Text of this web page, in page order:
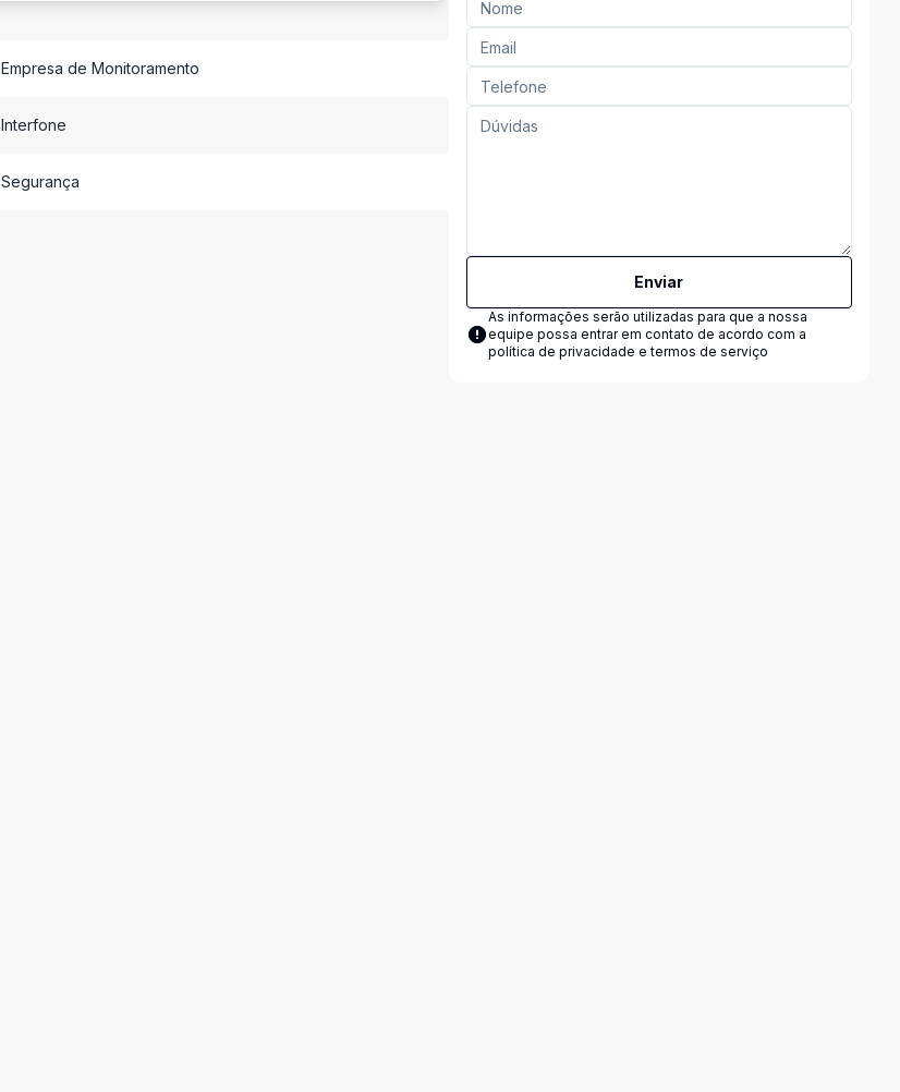
Empresa de Monitoramento
Interfone
Segurança
Enviar
As informações serão utilizadas para que a nossa
equipe possa entrar em contato de acordo com a
política de privacidade e termos de serviço